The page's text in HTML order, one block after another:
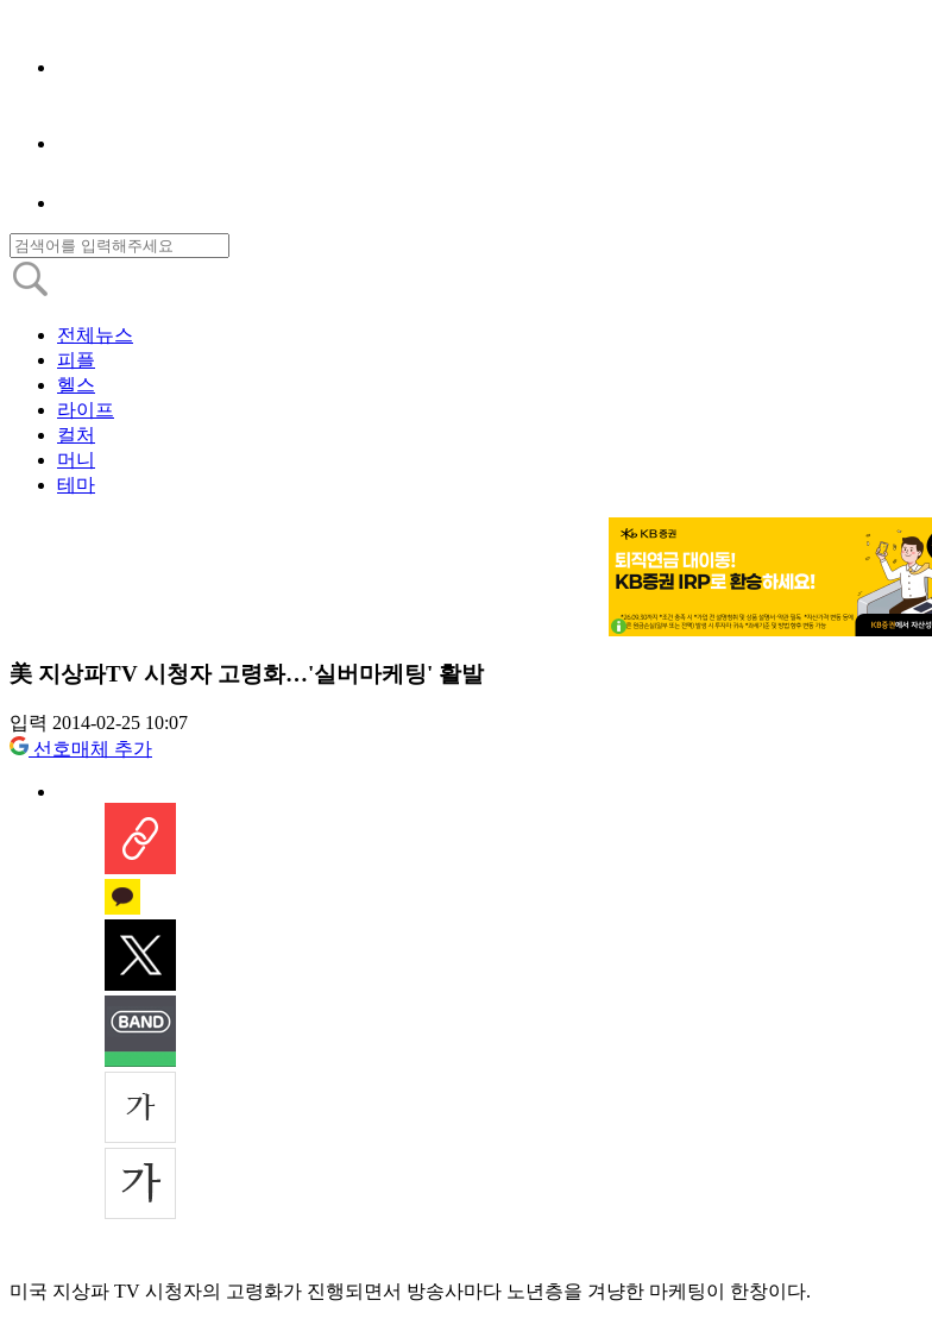
전체뉴스
피플
헬스
라이프
컬처
머니
테마
美 지상파TV 시청자 고령화…'실버마케팅' 활발
입력 2014-02-25 10:07
선호매체 추가
미국 지상파 TV 시청자의 고령화가 진행되면서 방송사마다 노년층을 겨냥한 마케팅이 한창이다.